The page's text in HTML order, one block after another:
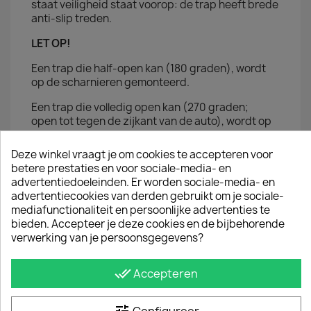
staat veiligheid staat voorop: de trap heeft brede
anti-slip treden.
LET OP!
Een trap die half-open kan (180 graden), wordt
op de scharnieren gemonteerd.
Een trap die volledig open kan (270 graden;
open tot tegen de zijkant van de auto), wordt op
de achterdeur zelf gemonteerd.
Te combineren met onzealuminium imperiaal
lijnvan Q-Top producten.
JE BENT MISSCHIEN OOK GEÏNTERESSEERD IN
Deze winkel vraagt je om cookies te accepteren voor
betere prestaties en voor sociale-media- en
advertentiedoeleinden. Er worden sociale-media- en
advertentiecookies van derden gebruikt om je sociale-
mediafunctionaliteit en persoonlijke advertenties te
bieden. Accepteer je deze cookies en de bijbehorende
verwerking van je persoonsgegevens?
done_allAccepteren